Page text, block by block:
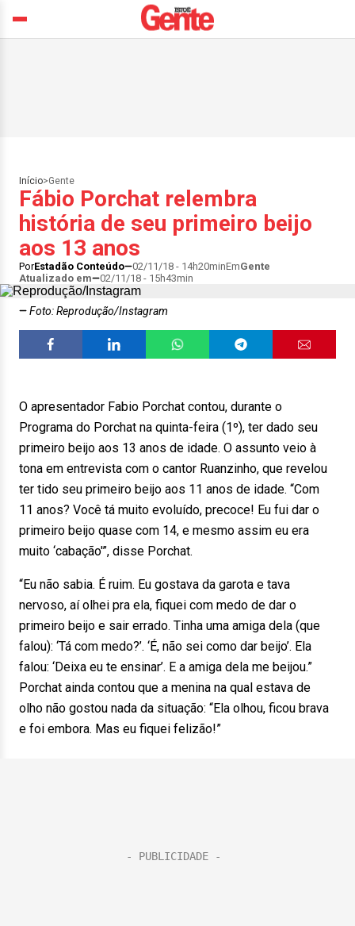
Início>Gente
Fábio Porchat relembra
história de seu primeiro beijo
aos 13 anos
PorEstadão Conteúdo 02/11/18 - 14h20minEmGente
Atualizado em
02/11/18 - 15h43min
Foto: Reprodução/Instagram
O apresentador Fabio Porchat contou, durante o
Programa do Porchat na quinta-feira (1º), ter dado seu
primeiro beijo aos 13 anos de idade. O assunto veio à
tona em entrevista com o cantor Ruanzinho, que revelou
ter tido seu primeiro beijo aos 11 anos de idade. “Com
11 anos? Você tá muito evoluído, precoce! Eu fui dar o
primeiro beijo quase com 14, e mesmo assim eu era
muito ‘cabação'”, disse Porchat.
“Eu não sabia. É ruim. Eu gostava da garota e tava
nervoso, aí olhei pra ela, fiquei com medo de dar o
primeiro beijo e sair errado. Tinha uma amiga dela (que
falou): ‘Tá com medo?’. ‘É, não sei como dar beijo’. Ela
falou: ‘Deixa eu te ensinar’. E a amiga dela me beijou.”
Porchat ainda contou que a menina na qual estava de
olho não gostou nada da situação: “Ela olhou, ficou brava
e foi embora. Mas eu fiquei felizão!”